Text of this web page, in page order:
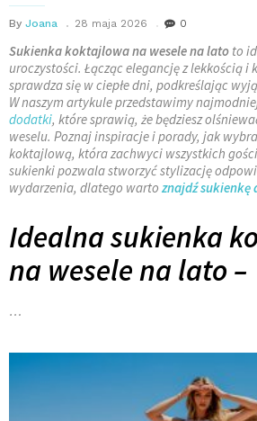
By Joana 28 maja 2026 0
Sukienka koktajlowa na wesele na lato to
uroczystości. Łącząc elegancję z lekkością i
sprawdza się w ciepłe dni, podkreślając
W naszym artykule przedstawimy
dodatki, które sprawią, że będziesz
weselu. Poznaj inspiracje i porady, jak
koktajlową, która zachwyci wszystkich
sukienki pozwala stworzyć stylizację
wydarzenia, dlatego warto znajdź sukienkę
Idealna sukienka
na wesele na lato –
…